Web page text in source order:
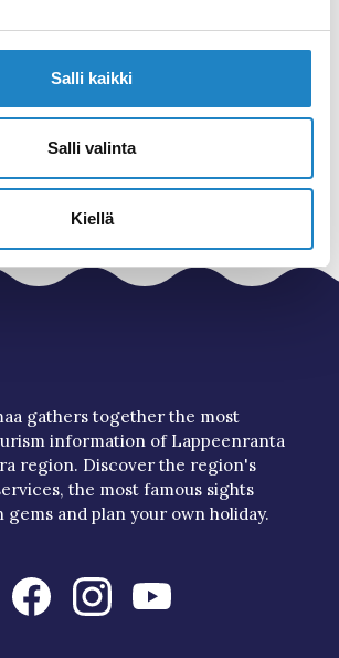
Salli kaikki
Salli valinta
Kiellä
Tarinan Talo
and nature activities
gathers together the most
information of Lappeenranta
region. Discover the region's
the most famous sights
gems and plan your own holiday.